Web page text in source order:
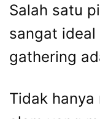
Salah satu
sangat
gathering
Tidak hanya